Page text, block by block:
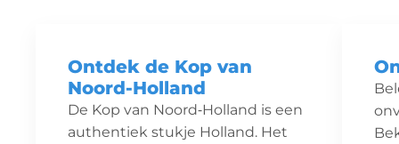
Ontdek de Kop van
Noord-Holland
De Kop van Noord‑Holland is een
authentiek stukje Holland. Het